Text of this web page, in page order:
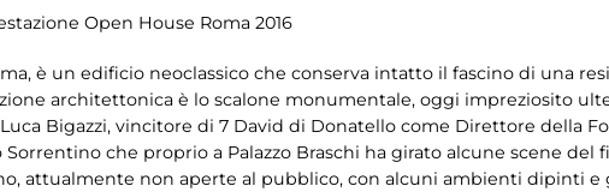
Open House Roma 2016
è un edificio neoclassico che conserva intatto il fascino di una
architettonica è lo scalone monumentale, oggi impreziosito
Bigazzi, vincitore di 7 David di Donatello come Direttore della
che proprio a Palazzo Braschi ha girato alcune scene del
attualmente non aperte al pubblico, con alcuni ambienti dipinti e